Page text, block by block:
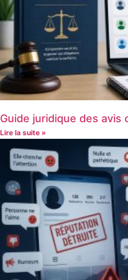
Guide juridique des avis
Lire la suite »